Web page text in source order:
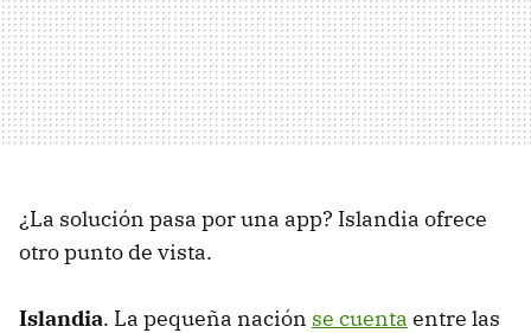
¿La solución pasa por una app? Islandia ofrece
otro punto de vista.
Islandia. La pequeña nación se cuenta entre las